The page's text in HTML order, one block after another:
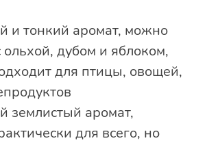
и тонкий аромат, можно
ольхой, дубом и яблоком,
для птицы, овощей,
землистый аромат,
для всего, но